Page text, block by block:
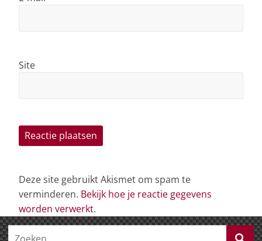
Site
Deze site gebruikt Akismet om spam te
verminderen. Bekijk hoe je reactie gegevens
worden verwerkt.